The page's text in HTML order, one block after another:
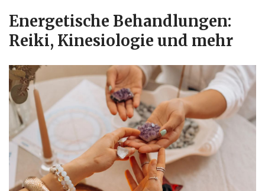
Energetische Behandlungen:
Reiki, Kinesiologie und mehr